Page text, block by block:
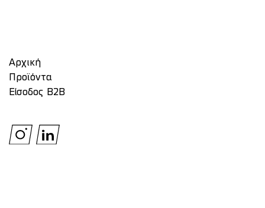
Αρχική
Προϊόντα
Είσοδος Β2Β